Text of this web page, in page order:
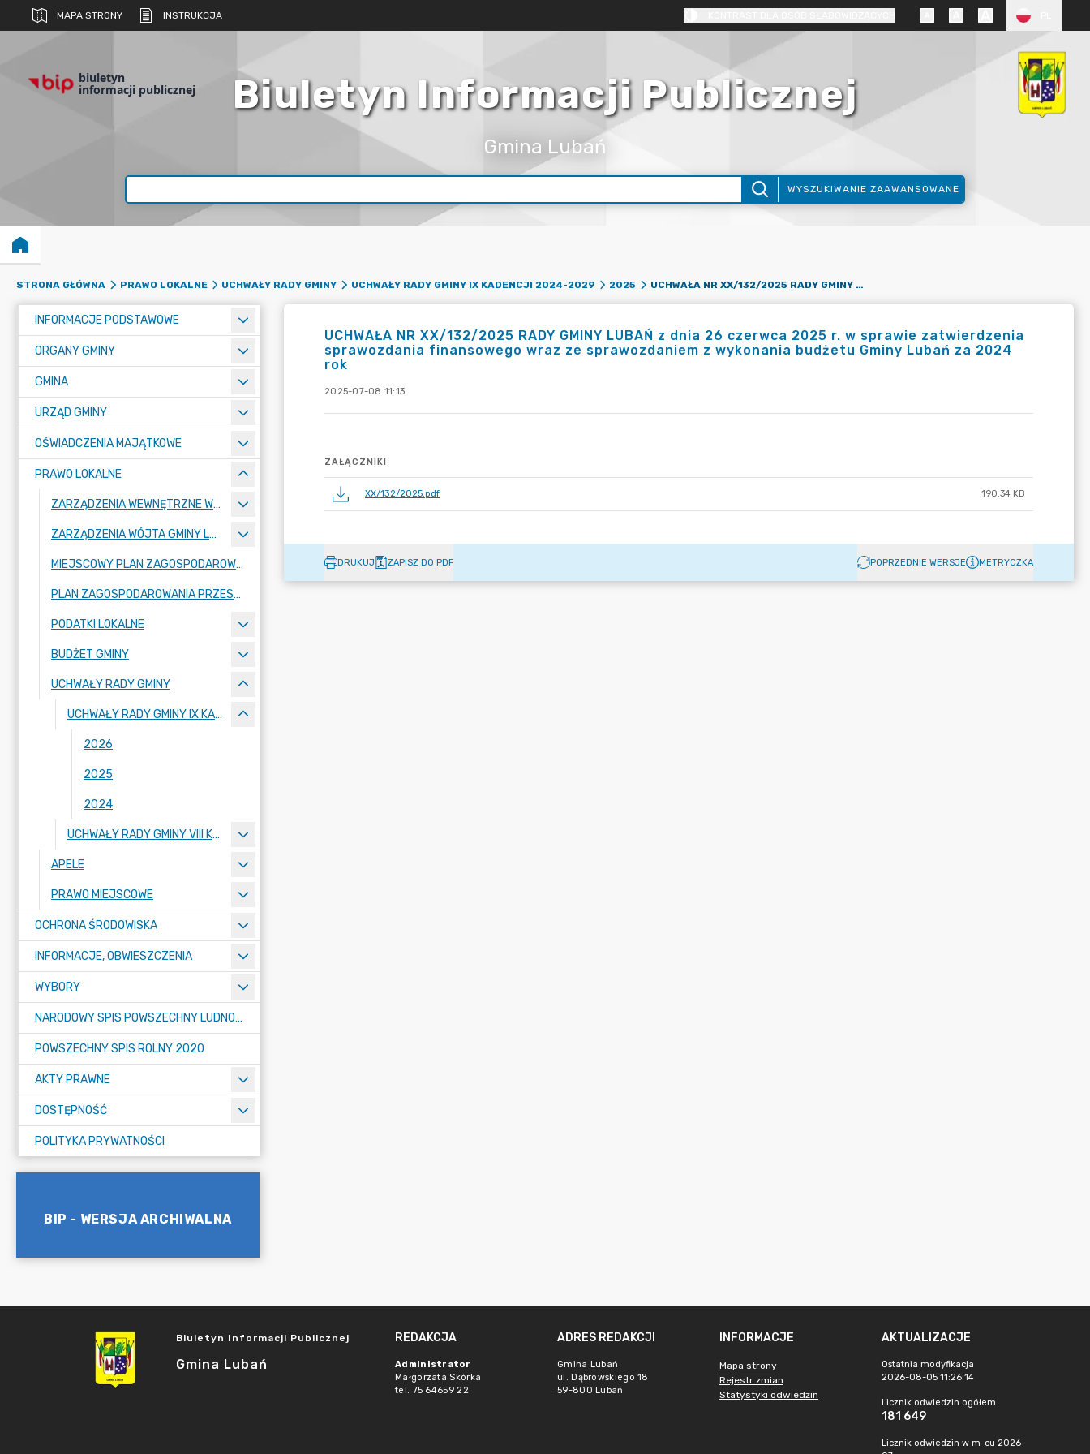
MAPA STRONY INSTRUKCJA
biuletyn
informacji publicznej Biuletyn Informacji Publicznej
Gmina Lubań
WYSZUKIWANIE ZAAWANSOWANE
STRONA GŁÓWNA PRAWO LOKALNE UCHWAŁY RADY GMINY UCHWAŁY RADY GMINY IX KADENCJI 2024-2029 2025 UCHWAŁA NR XX/132/2025 RADY GMINY LUBAŃ Z DNIA 26 CZERWCA 2025 R. W SPRAWIE ZATWIERDZENIA SPRAWOZDANIA FINANSOWEGO WRAZ ZE SPRAWOZDANIEM Z WYKONANIA BUDŻETU GMINY LUBAŃ ZA 2024 ROK
INFORMACJE PODSTAWOWE
ORGANY GMINY
GMINA
URZĄD GMINY
OŚWIADCZENIA MAJĄTKOWE
PRAWO LOKALNE
ZARZĄDZENIA WEWNĘTRZNE WÓJTA GMINY LUBAŃ
ZARZĄDZENIA WÓJTA GMINY LUBAŃ
MIEJSCOWY PLAN ZAGOSPODAROWANIA PRZESTRZENNEGO
PLAN ZAGOSPODAROWANIA PRZESTRZENNEGO
PODATKI LOKALNE
BUDŻET GMINY
UCHWAŁY RADY GMINY
UCHWAŁY RADY GMINY IX KADENCJI 2024-2029
2026
2025
2024
UCHWAŁY RADY GMINY VIII KADENCJI 2018-2023
APELE
PRAWO MIEJSCOWE
OCHRONA ŚRODOWISKA
INFORMACJE, OBWIESZCZENIA
WYBORY
NARODOWY SPIS POWSZECHNY LUDNOŚCI I MIESZKAŃ W 2021
POWSZECHNY SPIS ROLNY 2020
AKTY PRAWNE
DOSTĘPNOŚĆ
POLITYKA PRYWATNOŚCI
BIP - WERSJA ARCHIWALNA
UCHWAŁA NR XX/132/2025 RADY GMINY LUBAŃ z dnia 26 czerwca 2025 r. w sprawie zatwierdzenia
sprawozdania finansowego wraz ze sprawozdaniem z wykonania budżetu Gminy Lubań za 2024
rok
2025-07-08 11:13
ZAŁĄCZNIKI
XX/132/2025.pdf 190.34 KB
DRUKUJ ZAPISZ DO PDF POPRZEDNIE WERSJE METRYCZKA
Biuletyn Informacji Publicznej
Gmina Lubań
REDAKCJA
Administrator
Małgorzata Skórka
tel. 75 64659 22
ADRES REDAKCJI
Gmina Lubań
ul. Dąbrowskiego 18
59-800 Lubań
INFORMACJE
Mapa strony
Rejestr zmian
Statystyki odwiedzin
AKTUALIZACJE
Ostatnia modyfikacja
2026-08-05 11:26:14
Licznik odwiedzin ogółem
181 649
Licznik odwiedzin w m-cu 2026-